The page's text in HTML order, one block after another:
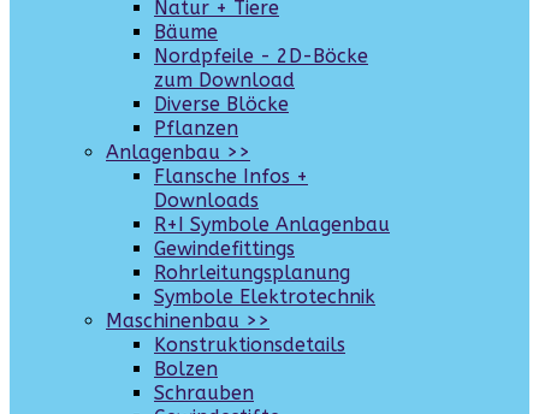
Natur + Tiere
Bäume
Nordpfeile - 2D-Böcke
zum Download
Diverse Blöcke
Pflanzen
Anlagenbau >>
Flansche Infos +
Downloads
R+I Symbole Anlagenbau
Gewindefittings
Rohrleitungsplanung
Symbole Elektrotechnik
Maschinenbau >>
Konstruktionsdetails
Bolzen
Schrauben